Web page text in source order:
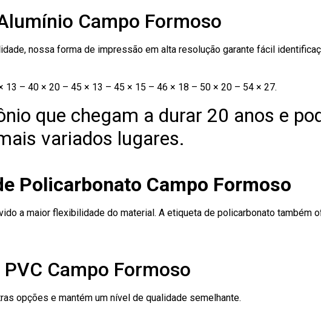
Campo Formoso
nossa forma de impressão em alta resolução garante fácil
– 40 × 20 – 45 × 13 – 45 × 15 – 46 × 18 – 50 × 20 – 54 × 27.
que chegam a durar 20 anos e
variados lugares.
Policarbonato Campo Formoso
a maior flexibilidade do material. A etiqueta de policarbonato também
Campo Formoso
opções e mantém um nível de qualidade semelhante.